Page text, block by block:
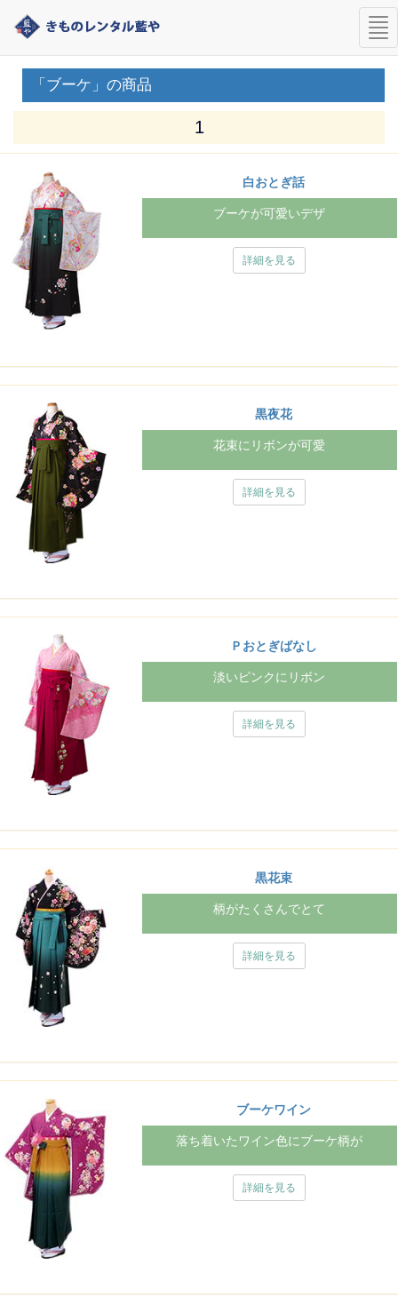
「ブーケ」の商品
1
白おとぎ話
ブーケが可愛いデザ
詳細を見る
黒夜花
花束にリボンが可愛
詳細を見る
Ｐおとぎばなし
淡いピンクにリボン
詳細を見る
黒花束
柄がたくさんでとて
詳細を見る
ブーケワイン
落ち着いたワイン色にブーケ柄が
詳細を見る